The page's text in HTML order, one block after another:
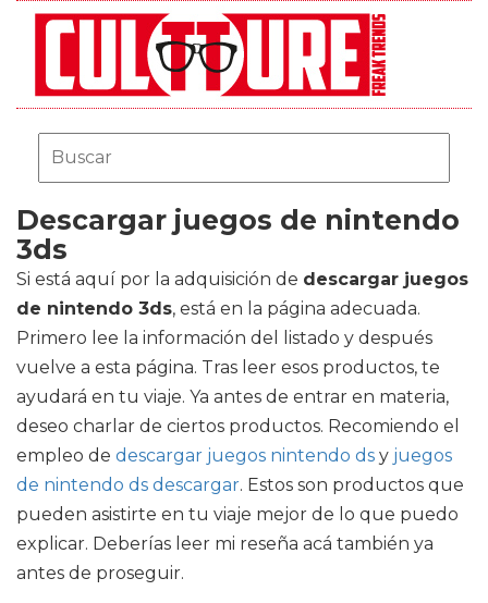
Descargar juegos de nintendo
3ds
Si está aquí por la adquisición de descargar juegos
de nintendo 3ds, está en la página adecuada.
Primero lee la información del listado y después
vuelve a esta página. Tras leer esos productos, te
ayudará en tu viaje. Ya antes de entrar en materia,
deseo charlar de ciertos productos. Recomiendo el
empleo de descargar juegos nintendo ds y juegos
de nintendo ds descargar. Estos son productos que
pueden asistirte en tu viaje mejor de lo que puedo
explicar. Deberías leer mi reseña acá también ya
antes de proseguir.